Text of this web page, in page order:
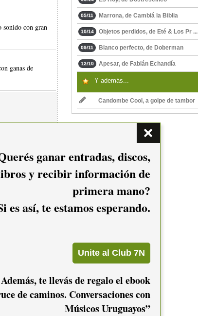
sonido con gran
ganas de
05/11 Marrona, de Cambiá la Biblia
10/14 Objetos perdidos, de Eté & Los Pr ...
09/11 Blanco perfecto, de Doberman
12/10 Apesar, de Fabián Echandía
Y además...
Candombe Cool, a golpe de tambor
ganar entradas, discos,
y recibir información de
primera mano?
es así, te estamos esperando.
Además, te llevás de regalo el ebook
de caminos. Conversaciones con
Músicos Uruguayos”